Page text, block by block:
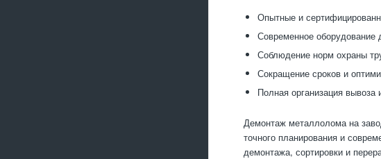
Опытные и
Современное оборудование
Соблюдение норм охраны
Сокращение сроков и
Полная организация
Демонтаж металлолома на
точного планирования и
демонтажа, сортировки и